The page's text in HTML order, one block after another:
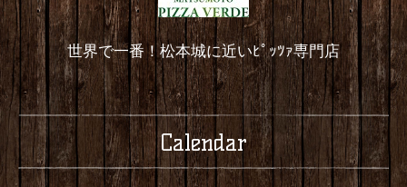
世界で一番！松本城に近いﾋﾟｯﾂｧ専門店
Calendar